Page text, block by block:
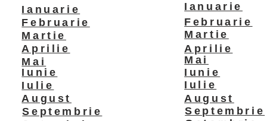
Ianuarie
Februarie
Martie
Aprilie
Mai
Iunie
Iulie
August
Septembrie
Ianuarie
Februarie
Martie
Aprilie
Mai
Iunie
Iulie
August
Septembrie